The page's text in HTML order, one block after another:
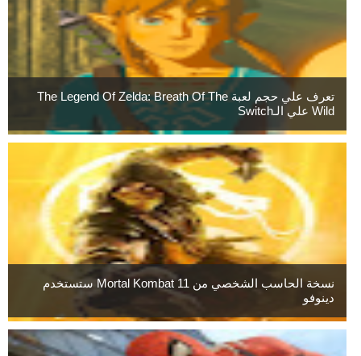
تعرف علي حجم لعبة The Legend Of Zelda: Breath Of The
Wild علي الـSwitch
نسخة الحاسب الشخصي من Mortal Kombat 11 ستستخدم
دينوفو